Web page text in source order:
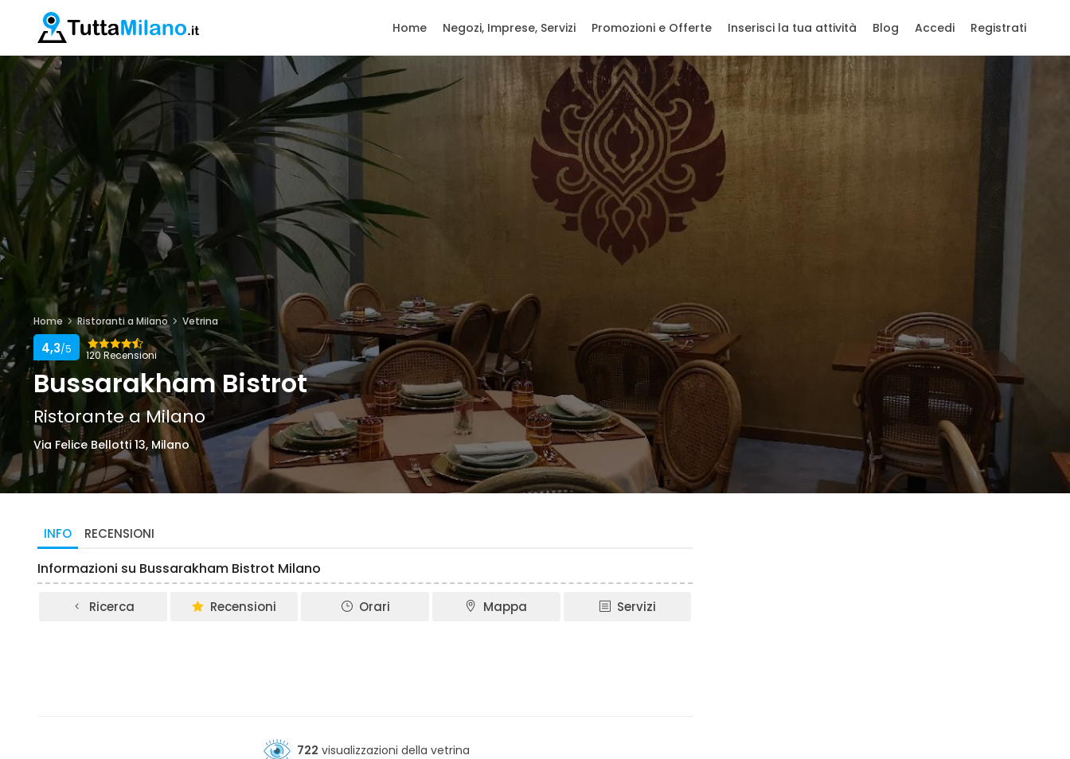
Home Negozi, Imprese, Servizi Promozioni e Offerte Inserisci la tua attività Blog Accedi Registrati
Home Ristoranti a Milano Vetrina
120 Recensioni
4,3/5
Bussarakham Bistrot
Ristorante a Milano
Via Felice Bellotti 13, Milano
INFO RECENSIONI
Informazioni su Bussarakham Bistrot Milano
Ricerca Recensioni Orari Mappa Servizi
722 visualizzazioni della vetrina